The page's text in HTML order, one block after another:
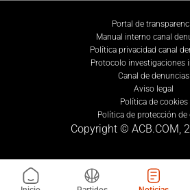
Portal de
Manual interno canal
Política privacidad canal
Protocolo investigaciones
Canal de denuncias
Aviso legal
Política de cookies
Política de protección de
Copyright © ACB.COM,